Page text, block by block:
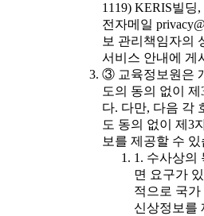
1119) KERIS빌딩
전자메일
보 관리책임자의
서비스 안내에 게
③ 교육정보원은
도의 동의 없이
다. 다만, 다음 각
도 동의 없이 제3
보를 제공할 수 있
1. 수사상의
면 요구가
적으로 국
신상정보를